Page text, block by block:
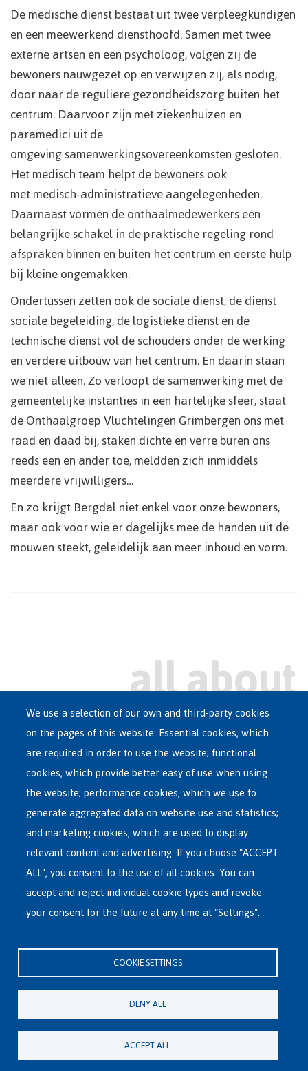
De medische dienst bestaat uit twee verpleegkundigen
en een meewerkend diensthoofd. Samen met twee
externe artsen en een psycholoog, volgen zij de
bewoners nauwgezet op en verwijzen zij, als nodig,
door naar de reguliere gezondheidszorg buiten het
centrum. Daarvoor zijn met ziekenhuizen en
paramedici uit de
omgeving samenwerkingsovereenkomsten gesloten.
Het medisch team helpt de bewoners ook
met medisch-administratieve aangelegenheden.
Daarnaast vormen de onthaalmedewerkers een
belangrijke schakel in de praktische regeling rond
afspraken binnen en buiten het centrum en eerste hulp
bij kleine ongemakken.
Ondertussen zetten ook de sociale dienst, de dienst
sociale begeleiding, de logistieke dienst en de
technische dienst vol de schouders onder de werking
en verdere uitbouw van het centrum. En daarin staan
we niet alleen. Zo verloopt de samenwerking met de
gemeentelijke instanties in een hartelijke sfeer, staat
de Onthaalgroep Vluchtelingen Grimbergen ons met
raad en daad bij, staken dichte en verre buren ons
reeds een en ander toe, meldden zich inmiddels
meerdere vrijwilligers…
En zo krijgt Bergdal niet enkel voor onze bewoners,
maar ook voor wie er dagelijks mee de handen uit de
mouwen steekt, geleidelijk aan meer inhoud en vorm.
Main
menu
ASYLUM IN BELGIUM
RECEPTION CENTRES
VOLUNTARY RETURN
INTERNATIONAL
ABOUT FEDASIL
Rue des Chartreux 21 , 1000 Bruxelles
E-mail : info@fedasil.be • T : +32-(0)2-213 44 11 • F : +32-(0)2-213 44 22
Privacy, copyright and disclaimer|Accessibility statement
statement
Cookie settings
We use a selection of our own and third-party cookies
on the pages of this website: Essential cookies, which
are required in order to use the website; functional
cookies, which provide better easy of use when using
the website; performance cookies, which we use to
generate aggregated data on website use and statistics;
and marketing cookies, which are used to display
relevant content and advertising. If you choose "ACCEPT
ALL", you consent to the use of all cookies. You can
accept and reject individual cookie types and revoke
your consent for the future at any time at "Settings".
COOKIE SETTINGS
DENY ALL
ACCEPT ALL